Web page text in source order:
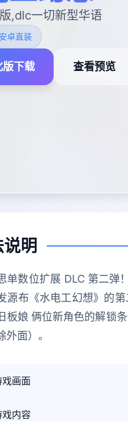
,dlc一切新型华语
安卓直装
版下载 查看预览
说明
单数位扩展 DLC 第二
源布《水电工幻想》的
板娘 俩位新角色的解锁
外面）。
画面
内容